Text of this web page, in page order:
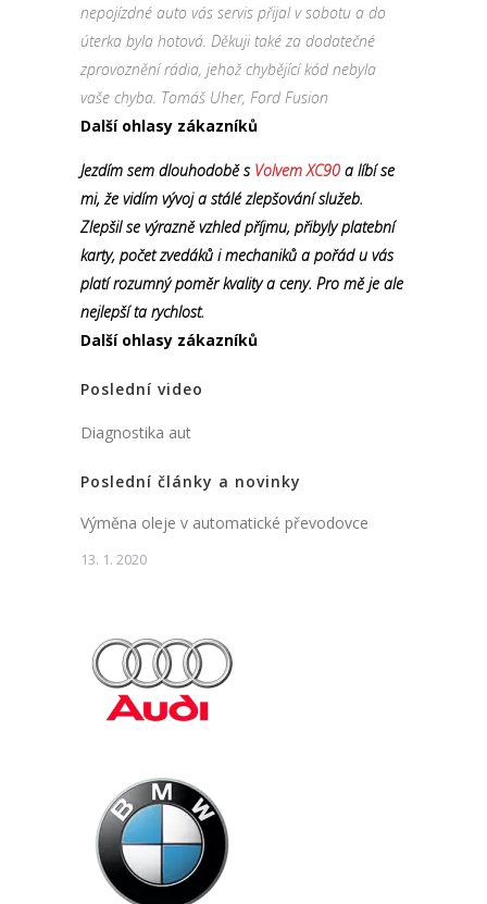
nepojízdné auto vás servis přijal v sobotu a do
úterka byla hotová. Děkuji také za dodatečné
zprovoznění rádia, jehož chybějící kód nebyla
vaše chyba. Tomáš Uher, Ford Fusion
Další ohlasy zákazníků
Jezdím sem dlouhodobě s Volvem XC90 a líbí se
mi, že vidím vývoj a stálé zlepšování služeb.
Zlepšil se výrazně vzhled příjmu, přibyly platební
karty, počet zvedáků i mechaniků a pořád u vás
platí rozumný poměr kvality a ceny. Pro mě je ale
nejlepší ta rychlost.
Další ohlasy zákazníků
Poslední video
Diagnostika aut
Poslední články a novinky
Výměna oleje v automatické převodovce
13. 1. 2020